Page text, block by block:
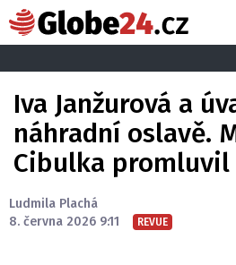
Iva Janžurová a
náhradní oslavě.
Cibulka promluvil
Ludmila Plachá
8. června 2026 9:11
REVUE